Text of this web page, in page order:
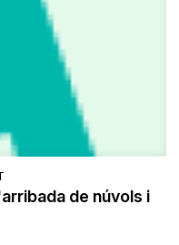
de núvols i